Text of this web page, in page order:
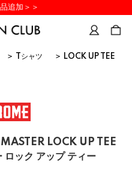
追加＞＞
> Tシャツ > LOCK UP TEE
LOCK UP TEE
ロック アップ ティー